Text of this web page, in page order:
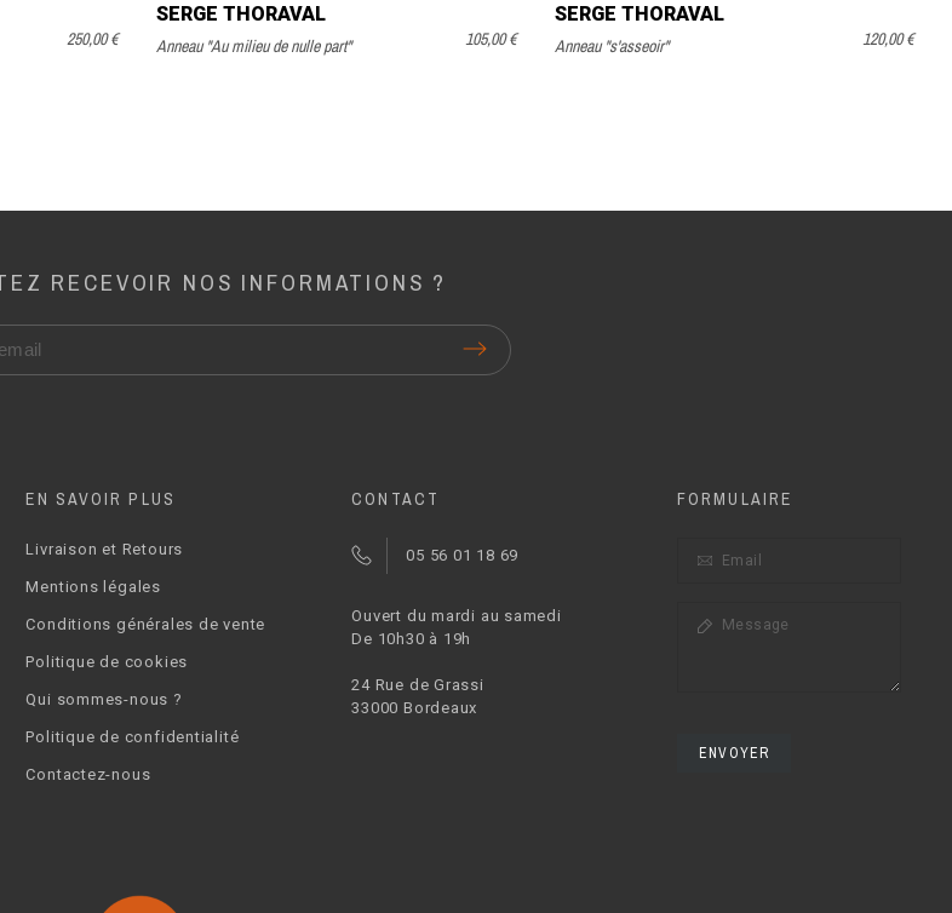
250,00 €
SERGE THORAVAL
Anneau "Au milieu de nulle part" 105,00 €
SERGE THORAVAL
Anneau "s'asseoir" 120,00 €
RECEVOIR NOS INFORMATIONS ?
EN SAVOIR PLUS
Livraison et Retours
Mentions légales
Conditions générales de vente
Politique de cookies
Qui sommes-nous ?
Politique de confidentialité
Contactez-nous
CONTACT
05 56 01 18 69
Ouvert du mardi au samedi
De 10h30 à 19h
24 Rue de Grassi
33000 Bordeaux
FORMULAIRE
ENVOYER